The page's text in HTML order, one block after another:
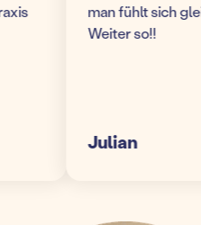
man fühlt sich
Weiter so!!
Julian